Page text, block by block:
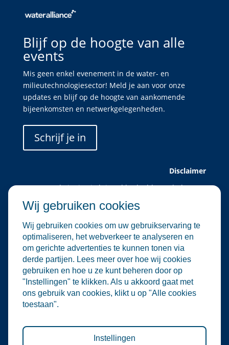
Blijf op de hoogte van alle
events
Mis geen enkel evenement in de water- en
milieutechnologiesector! Meld je aan voor onze
updates en blijf op de hoogte van aankomende
bijeenkomsten en netwerkgelegenheden.
Schrijf je in
Disclaimer
Deze website is uitsluitend bedoeld voor leden van
Water Alliance biedt dit platform aan om relevante
evenementen in de water- en
milieutechnologiesector te verzamelen en onder de
aandacht te brengen. Hoewel wij zorgvuldig omgaan
met de selectie en plaatsing van evenementen, zijn
wij niet verantwoordelijk voor de organisatie of
inhoud van externe evenementen.
De informatie op deze website is informatief van
aard. Er kunnen geen rechten worden ontleend aan
de inhoud van deze site, noch aan deelname aan de
geen enkele aansprakelijkheid voor directe of
indirecte schade die voortvloeit uit het gebruik van
Wij gebruiken cookies
Wij gebruiken cookies om uw gebruikservaring te
optimaliseren, het webverkeer te analyseren en
om gerichte advertenties te kunnen tonen via
derde partijen. Lees meer over hoe wij cookies
gebruiken en hoe u ze kunt beheren door op
"Instellingen" te klikken. Als u akkoord gaat met
ons gebruik van cookies, klikt u op "Alle cookies
toestaan".
Instellingen